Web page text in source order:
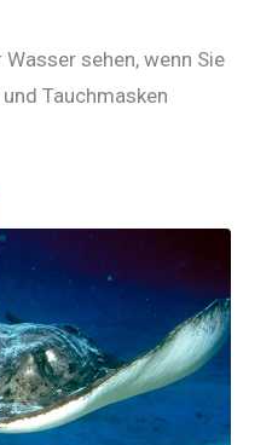
sehen, wenn Sie
Tauchmasken